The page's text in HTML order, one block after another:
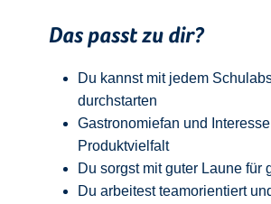
Das passt zu dir?
Du kannst mit jedem
durchstarten
Gastronomiefan und
Produktvielfalt
Du sorgst mit guter Laune für
Du arbeitest teamorientiert